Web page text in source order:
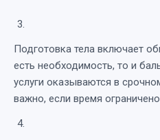
Подготовка тела включает
есть необходимость, то и
услуги оказываются в
важно, если время